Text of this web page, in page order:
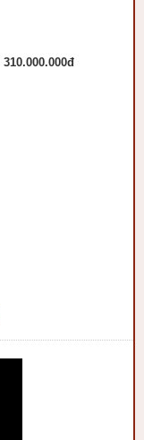
310.000.000đ